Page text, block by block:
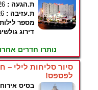
ת.הגעה : 27.8.26, יום חמישי
ת.עזיבה : 29.8.26, יום שבת
מספר
דירוג
נותרו חדרים
סיור סליחות לילי –
לפספס!
בסיס